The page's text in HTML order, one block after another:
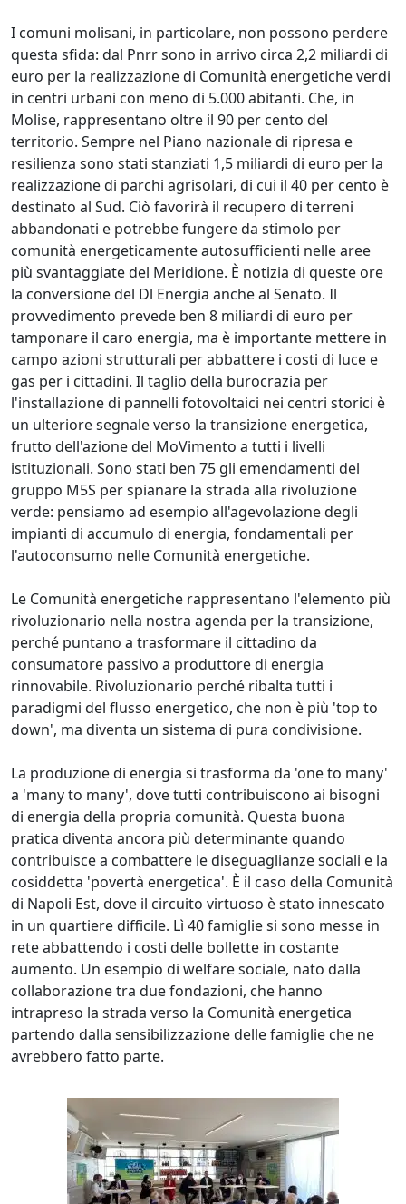
I comuni molisani, in particolare, non possono perdere
questa sfida: dal Pnrr sono in arrivo circa 2,2 miliardi di
euro per la realizzazione di Comunità energetiche verdi
in centri urbani con meno di 5.000 abitanti. Che, in
Molise, rappresentano oltre il 90 per cento del
territorio. Sempre nel Piano nazionale di ripresa e
resilienza sono stati stanziati 1,5 miliardi di euro per la
realizzazione di parchi agrisolari, di cui il 40 per cento è
destinato al Sud. Ciò favorirà il recupero di terreni
abbandonati e potrebbe fungere da stimolo per
comunità energeticamente autosufficienti nelle aree
più svantaggiate del Meridione. È notizia di queste ore
la conversione del Dl Energia anche al Senato. Il
provvedimento prevede ben 8 miliardi di euro per
tamponare il caro energia, ma è importante mettere in
campo azioni strutturali per abbattere i costi di luce e
gas per i cittadini. Il taglio della burocrazia per
l'installazione di pannelli fotovoltaici nei centri storici è
un ulteriore segnale verso la transizione energetica,
frutto dell'azione del MoVimento a tutti i livelli
istituzionali. Sono stati ben 75 gli emendamenti del
gruppo M5S per spianare la strada alla rivoluzione
verde: pensiamo ad esempio all'agevolazione degli
impianti di accumulo di energia, fondamentali per
l'autoconsumo nelle Comunità energetiche.
Le Comunità energetiche rappresentano l'elemento più
rivoluzionario nella nostra agenda per la transizione,
perché puntano a trasformare il cittadino da
consumatore passivo a produttore di energia
rinnovabile. Rivoluzionario perché ribalta tutti i
paradigmi del flusso energetico, che non è più 'top to
down', ma diventa un sistema di pura condivisione.
La produzione di energia si trasforma da 'one to many'
a 'many to many', dove tutti contribuiscono ai bisogni
di energia della propria comunità. Questa buona
pratica diventa ancora più determinante quando
contribuisce a combattere le diseguaglianze sociali e la
cosiddetta 'povertà energetica'. È il caso della Comunità
di Napoli Est, dove il circuito virtuoso è stato innescato
in un quartiere difficile. Lì 40 famiglie si sono messe in
rete abbattendo i costi delle bollette in costante
aumento. Un esempio di welfare sociale, nato dalla
collaborazione tra due fondazioni, che hanno
intrapreso la strada verso la Comunità energetica
partendo dalla sensibilizzazione delle famiglie che ne
avrebbero fatto parte.